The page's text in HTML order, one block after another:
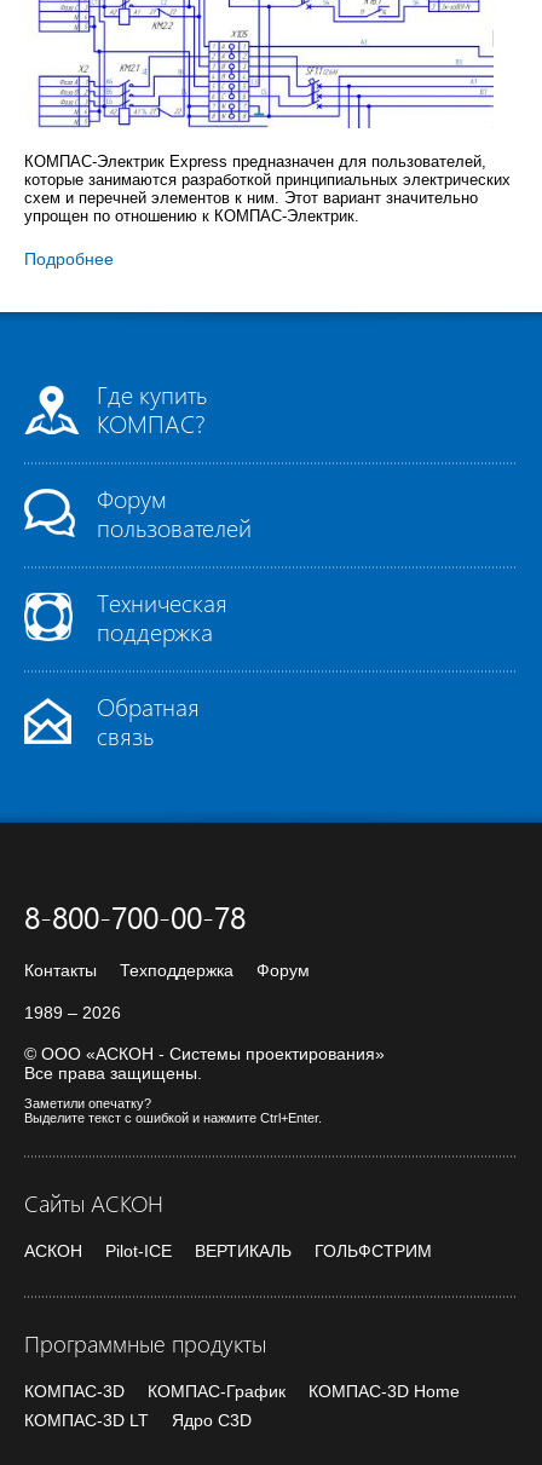
КОМПАС-Электрик Express предназначен для пользователей,
которые занимаются разработкой принципиальных электрических
схем и перечней элементов к ним. Этот вариант значительно
упрощен по отношению к КОМПАС-Электрик.
Подробнее
Где купить
КОМПАС?
Форум
пользователей
Техническая
поддержка
Обратная
связь
8-800-700-00-78
Контакты Техподдержка Форум
1989 – 2026
© ООО «АСКОН - Системы проектирования»
Все права защищены.
Заметили опечатку?
Выделите текст с ошибкой и нажмите Ctrl+Enter.
Сайты АСКОН
АСКОН Pilot-ICE ВЕРТИКАЛЬ ГОЛЬФСТРИМ
Программные продукты
КОМПАС-3D КОМПАС-График
КОМПАС-3D Home
КОМПАС-3D LT
Ядро C3D